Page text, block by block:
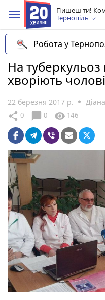
Пишеш ти!
Тернопіль
Робота у
На
хворіють
22 березня 2017 р.
share 0 chat_bubble 0 visibility 146